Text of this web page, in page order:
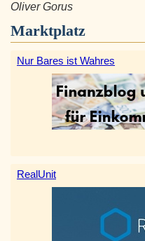
Oliver Gorus
Marktplatz
Nur Bares ist Wahres
RealUnit